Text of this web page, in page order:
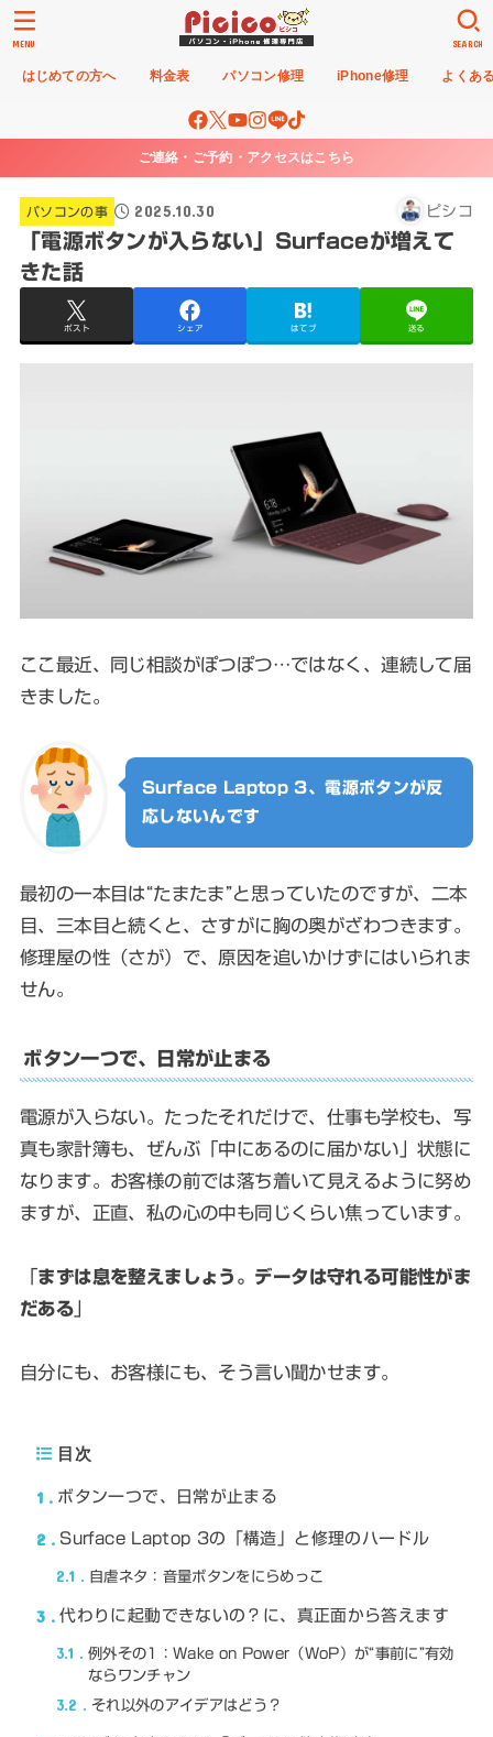
はじめての方へ 料金表 パソコン修理 iPhone修理 よくあ
SEARCH
MENU
ご連絡・ご予約・アクセスはこちら
パソコンの事 2025.10.30 ピシコ
「電源ボタンが入らない」Surfaceが増えて
きた話
ポスト シェア はてブ 送る
ここ最近、同じ相談がぽつぽつ…ではなく、連続して届
きました。
Surface Laptop 3、電源ボタンが反
応しないんです
最初の一本目は“たまたま”と思っていたのですが、二本
目、三本目と続くと、さすがに胸の奥がざわつきます。
修理屋の性（さが）で、原因を追いかけずにはいられま
せん。
ボタン一つで、日常が止まる
電源が入らない。たったそれだけで、仕事も学校も、写
真も家計簿も、ぜんぶ「中にあるのに届かない」状態に
なります。お客様の前では落ち着いて見えるように努め
ますが、正直、私の心の中も同じくらい焦っています。
「まずは息を整えましょう。データは守れる可能性がま
だある
自分にも、お客様にも、そう言い聞かせます。
目次
1 ボタン一つで、日常が止まる
2 Surface Laptop 3の「構造」と修理のハードル
2.1 自虐ネタ：音量ボタンをにらめっこ
3 代わりに起動できないの？に、真正面から答えます
3.1
例外その1：Wake on Power（WoP）が“事前に”有効
ならワンチャン
3.2 それ以外のアイデアはどう？